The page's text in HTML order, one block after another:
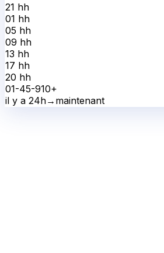
21 hh
01 hh
05 hh
09 hh
13 hh
17 hh
20 hh
01-45-910+
il y a 24h→ maintenant